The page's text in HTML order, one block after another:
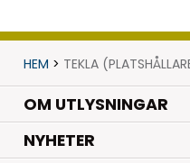
HEM > TEKLA
OM UTLYSNINGAR
NYHETER.